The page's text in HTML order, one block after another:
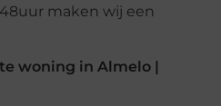
maken wij een
woning in Almelo |